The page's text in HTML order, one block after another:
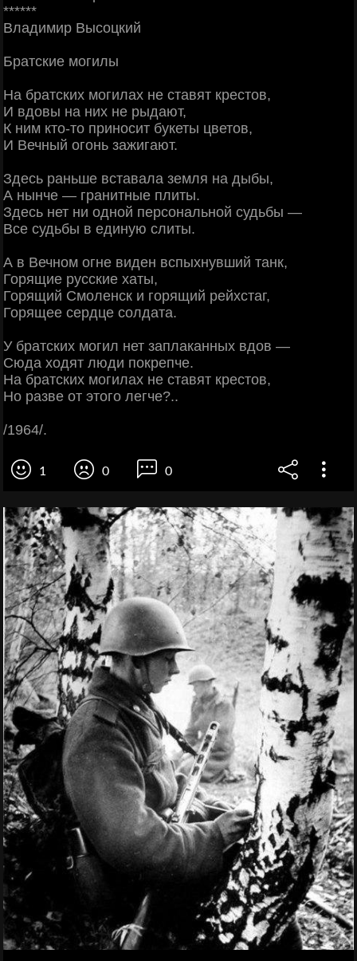
******
Владимир Высоцкий
Братские могилы
На братских могилах не ставят крестов,
И вдовы на них не рыдают,
К ним кто-то приносит букеты цветов,
И Вечный огонь зажигают.
Здесь раньше вставала земля на дыбы,
А нынче — гранитные плиты.
Здесь нет ни одной персональной судьбы —
Все судьбы в единую слиты.
А в Вечном огне виден вспыхнувший танк,
Горящие русские хаты,
Горящий Смоленск и горящий рейхстаг,
Горящее сердце солдата.
У братских могил нет заплаканных вдов —
Сюда ходят люди покрепче.
На братских могилах не ставят крестов,
Но разве от этого легче?..
/1964/.
1 0 0